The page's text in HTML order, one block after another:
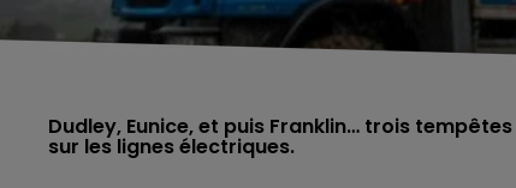
Dudley, Eunice, et puis Franklin… trois
sur les lignes électriques.